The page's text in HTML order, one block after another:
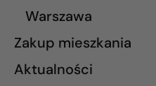
Warszawa
Zakup mieszkania
Aktualności